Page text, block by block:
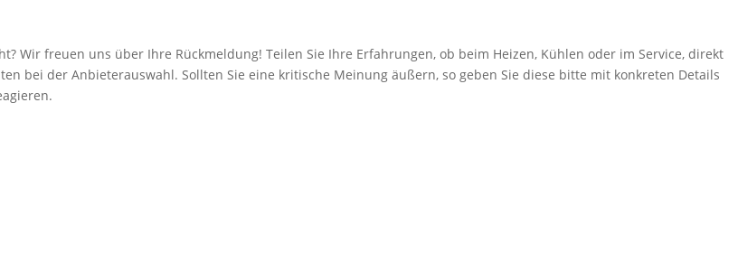
Wir freuen uns über Ihre Rückmeldung! Teilen Sie Ihre Erfahrungen, ob beim Heizen, Kühlen oder im Service, direkt
bei der Anbieterauswahl. Sollten Sie eine kritische Meinung äußern, so geben Sie diese bitte mit konkreten Details